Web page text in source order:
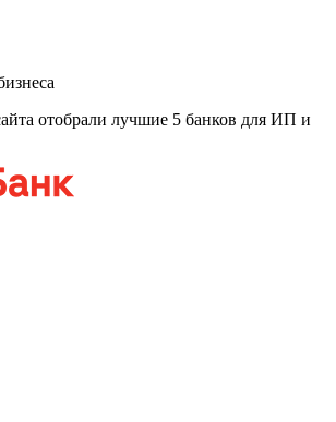
отобрали лучшие 5 банков для ИП и